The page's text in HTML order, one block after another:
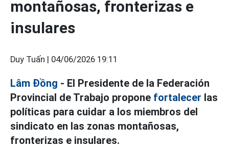
montañosas, fronterizas e
insulares
Duy Tuấn | 04/06/2026 19:11
Lâm Đồng - El Presidente de la Federación
Provincial de Trabajo propone fortalecer las
políticas para cuidar a los miembros del
sindicato en las zonas montañosas,
fronterizas e insulares.